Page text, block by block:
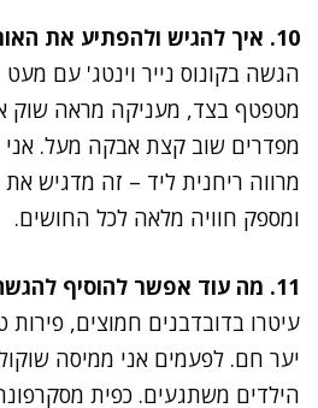
10. איך להגיש ולהפתיע את האורחים?
הגשה בקונוס נייר וינטג' עם
מטפטף בצד, מעניקה מראה שוק
מפדרים שוב קצת אבקה מעל.
מרווה ריחנית ליד – זה מדגיש
ומספק חוויה מלאה לכל החושים.
11. מה עוד אפשר להוסיף להגשה?
עיטרו בדובדבנים חמוצים, פירות
יער חם. לפעמים אני ממיסה
הילדים משתגעים. כפית